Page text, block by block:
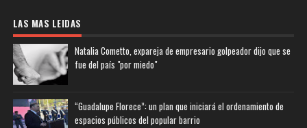
LAS MAS LEIDAS
Natalia Cometto, expareja de empresario golpeador dijo que se
fue del país "por miedo"
“Guadalupe Florece”: un plan que iniciará el ordenamiento de
espacios públicos del popular barrio